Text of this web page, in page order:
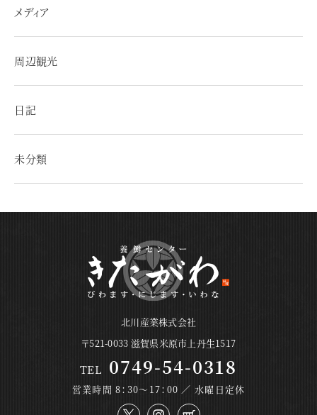
メディア
周辺観光
日記
未分類
北川産業株式会社
〒521-0033 滋賀県米原市上丹生1517
TEL 0749-54-0318
営業時間 8：30～17：00 ／ 水曜日定休